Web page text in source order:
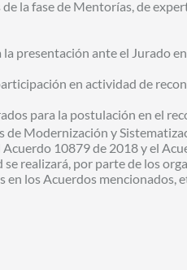
la fase de Mentorías, de
presentación ante el Jurado
en actividad de
para la postulación en el
de Modernización y
10879 de 2018 y el
realizará, por parte de los
en los Acuerdos mencionados,